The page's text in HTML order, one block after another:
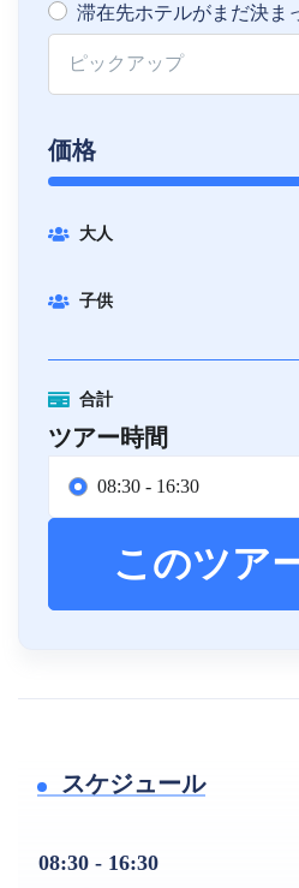
滞在先ホテルがまだ決ま
価格
大人
子供
合計
ツアー時間
08:30 - 16:30
このツア
スケジュール
08:30 - 16:30